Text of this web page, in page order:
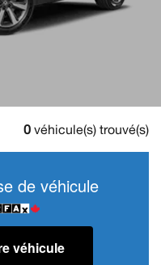
0 véhicule(s) trouvé(s)
de véhicule
véhicule